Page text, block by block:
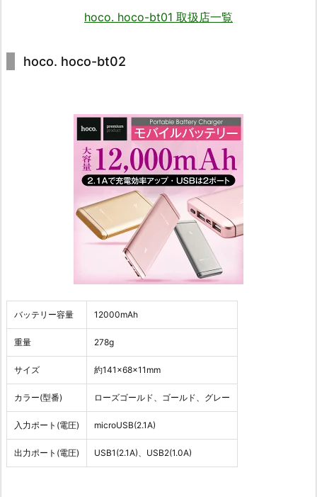
hoco. hoco-bt01 取扱店一覧
hoco. hoco-bt02
バッテリー容量 12000mAh
重量 278g
サイズ 約141×68×11mm
カラー(型番) ローズゴールド、ゴールド、グレー
入力ポート(電圧) microUSB(2.1A)
出力ポート(電圧) USB1(2.1A)、USB2(1.0A)